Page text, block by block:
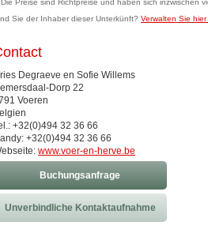
Preise sind Richtpreise und haben sich inzwischen
Sie der Inhaber dieser Unterkünft? Verwalten Sie
Degraeve en Sofie Willems
Dorp 22
Voeren
+32(0)494 32 36 66
+32(0)494 32 36 66
www.voer-en-herve.be
Buchungsanfrage
Unverbindliche Kontaktaufnahme